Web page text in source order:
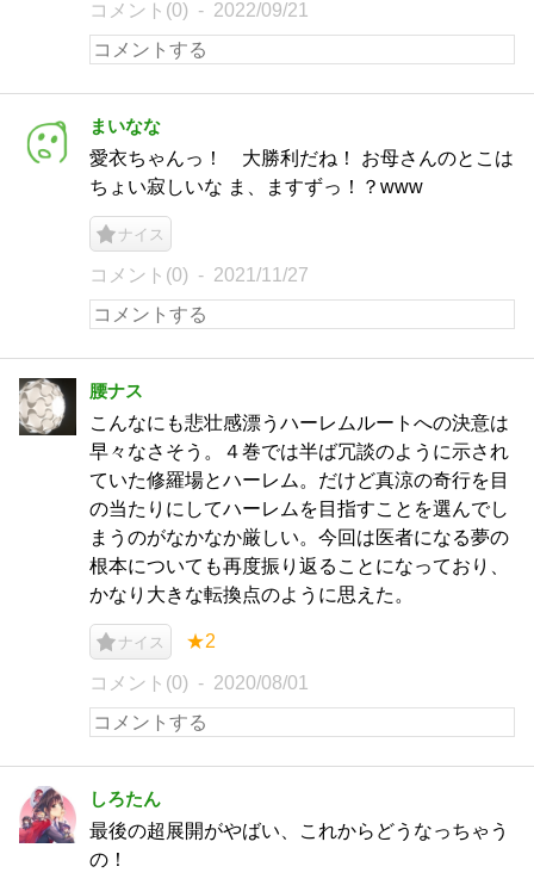
コメント(0) 2022/09/21
まいなな
愛衣ちゃんっ！ 大勝利だね！ お母さんのとこは
ちょい寂しいな ま、ますずっ！？www
ナイス
コメント(0) 2021/11/27
腰ナス
こんなにも悲壮感漂うハーレムルートへの決意は
早々なさそう。４巻では半ば冗談のように示され
ていた修羅場とハーレム。だけど真涼の奇行を目
の当たりにしてハーレムを目指すことを選んでし
まうのがなかなか厳しい。今回は医者になる夢の
根本についても再度振り返ることになっており、
かなり大きな転換点のように思えた。
ナイス ★2
コメント(0) 2020/08/01
しろたん
最後の超展開がやばい、これからどうなっちゃう
の！